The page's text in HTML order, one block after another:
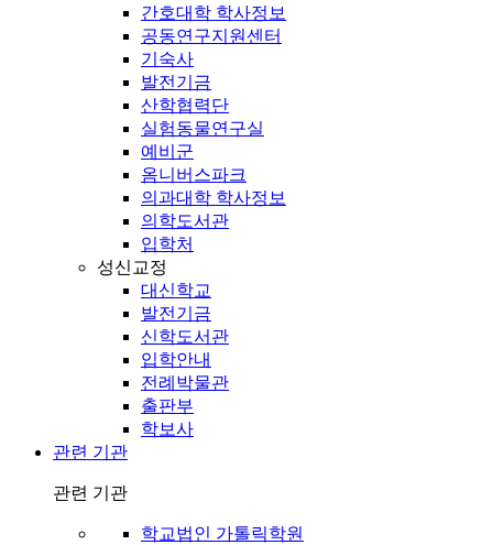
간호대학 학사정보
공동연구지원센터
기숙사
발전기금
산학협력단
실험동물연구실
예비군
옴니버스파크
의과대학 학사정보
의학도서관
입학처
성신교정
대신학교
발전기금
신학도서관
입학안내
전례박물관
출판부
학보사
관련 기관
관련 기관
학교법인 가톨릭학원